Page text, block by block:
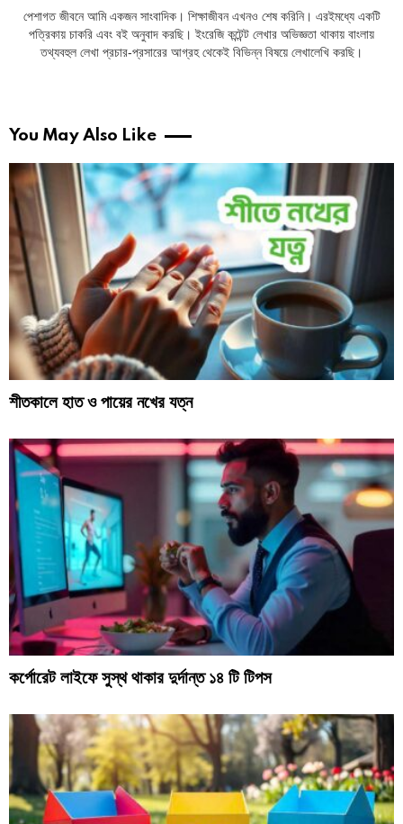
পেশাগত জীবনে আমি একজন সাংবাদিক। শিক্ষাজীবন এখনও শেষ করিনি। এরইমধ্যে একটি
পত্রিকায় চাকরি এবং বই অনুবাদ করছি। ইংরেজি কন্টেন্ট লেখার অভিজ্ঞতা থাকায় বাংলায়
তথ্যবহুল লেখা প্রচার-প্রসারের আগ্রহ থেকেই বিভিন্ন বিষয়ে লেখালেখি করছি।
You May Also Like
শীতকালে হাত ও পায়ের নখের যত্ন
কর্পোরেট লাইফে সুস্থ থাকার দুর্দান্ত ১৪ টি টিপস